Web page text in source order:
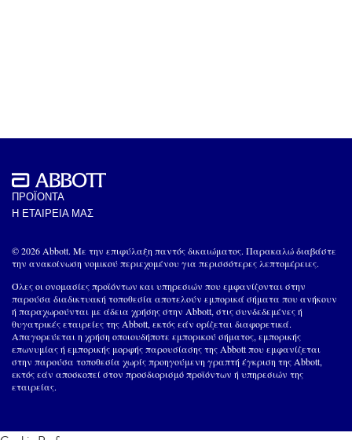
ΠΡΟΪΟΝΤΑ
Η ΕΤΑΙΡΕΙΑ ΜΑΣ
© 2026 Abbott. Με την επιφύλαξη παντός δικαιώματος. Παρακαλώ διαβάστε
την ανακοίνωση νομικού περιεχομένου για περισσότερες λεπτομέρειες.
Όλες οι ονομασίες προϊόντων και υπηρεσιών που εμφανίζονται στην
παρούσα διαδικτυακή τοποθεσία αποτελούν εμπορικά σήματα που ανήκουν
ή παραχωρούνται με άδεια χρήσης στην Abbott, στις συνδεδεμένες ή
θυγατρικές εταιρείες της Abbott, εκτός εάν ορίζεται διαφορετικά.
Απαγορεύεται η χρήση οποιουδήποτε εμπορικού σήματος, εμπορικής
επωνυμίας ή εμπορικής μορφής παρουσίασης της Abbott που εμφανίζεται
στην παρούσα τοποθεσία χωρίς προηγούμενη γραπτή έγκριση της Abbott,
εκτός εάν αποσκοπεί στον προσδιορισμό προϊόντων ή υπηρεσιών της
εταιρείας.